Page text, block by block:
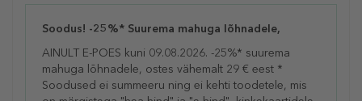
Soodus! -25%* Suurema mahuga lõhnadele,
AINULT E-POES kuni 09.08.2026. -25%* suurema
mahuga lõhnadele, ostes vähemalt 29 € eest *
Soodused ei summeeru ning ei kehti toodetele, mis